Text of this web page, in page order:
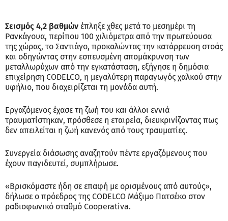
Σεισμός 4,2 βαθμών έπληξε χθες μετά το μεσημέρι τη
Ρανκάγουα, περίπου 100 χιλιόμετρα από την πρωτεύουσα
της χώρας, το Σαντιάγο, προκαλώντας την κατάρρευση στοάς
και οδηγώντας στην εσπευσμένη απομάκρυνση των
μεταλλωρύχων από την εγκατάσταση, εξήγησε η δημόσια
επιχείρηση CODELCO, η μεγαλύτερη παραγωγός χαλκού στην
υφήλιο, που διαχειρίζεται τη μονάδα αυτή.
Εργαζόμενος έχασε τη ζωή του και άλλοι εννιά
τραυματίστηκαν, πρόσθεσε η εταιρεία, διευκρινίζοντας πως
δεν απειλείται η ζωή κανενός από τους τραυματίες.
Συνεργεία διάσωσης αναζητούν πέντε εργαζόμενους που
έχουν παγιδευτεί, συμπλήρωσε.
«Βρισκόμαστε ήδη σε επαφή με ορισμένους από αυτούς»,
δήλωσε ο πρόεδρος της CODELCO Μάξιμο Πατσέκο στον
ραδιοφωνικό σταθμό Cooperativa.